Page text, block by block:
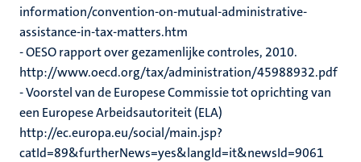
information/convention-on-mutual-administrative-
assistance-in-tax-matters.htm
- OESO rapport over gezamenlijke controles, 2010.
http://www.oecd.org/tax/administration/45988932.pdf
- Voorstel van de Europese Commissie tot oprichting van
een Europese Arbeidsautoriteit (ELA)
http://ec.europa.eu/social/main.jsp?
catId=89&furtherNews=yes&langId=it&newsId=9061